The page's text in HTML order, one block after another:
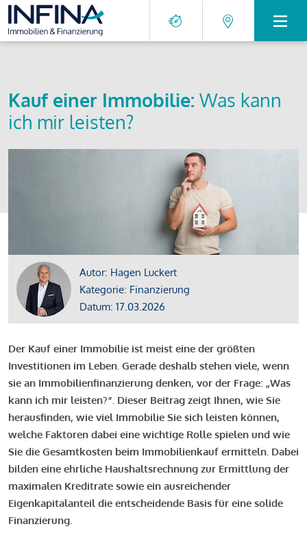
Kauf einer Immobilie: Was kann
ich mir leisten?
Autor: Hagen Luckert
Kategorie: Finanzierung
Datum: 17.03.2026
Der Kauf einer Immobilie ist meist eine der größten
Investitionen im Leben. Gerade deshalb stehen viele, wenn
sie an Immobilienfinanzierung denken, vor der Frage: „Was
kann ich mir leisten?“. Dieser Beitrag zeigt Ihnen, wie Sie
herausfinden, wie viel Immobilie Sie sich leisten können,
welche Faktoren dabei eine wichtige Rolle spielen und wie
Sie die Gesamtkosten beim Immobilienkauf ermitteln. Dabei
bilden eine ehrliche Haushaltsrechnung zur Ermittlung der
maximalen Kreditrate sowie ein ausreichender
Eigenkapitalanteil die entscheidende Basis für eine solide
Finanzierung.